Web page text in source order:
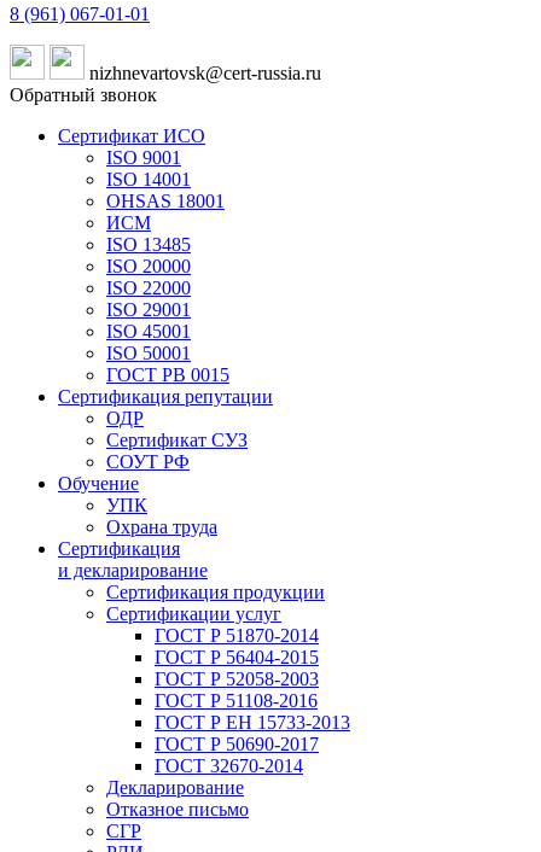
8 (961) 067-01-01
nizhnevartovsk@cert-russia.ru
Обратный звонок
Сертификат ИСО
ISO 9001
ISO 14001
OHSAS 18001
ИСМ
ISO 13485
ISO 20000
ISO 22000
ISO 29001
ISO 45001
ISO 50001
ГОСТ РВ 0015
Сертификация репутации
ОДР
Сертификат СУЗ
СОУТ РФ
Обучение
УПК
Охрана труда
Сертификация
и декларирование
Сертификация продукции
Сертификации услуг
ГОСТ Р 51870-2014
ГОСТ Р 56404-2015
ГОСТ Р 52058-2003
ГОСТ Р 51108-2016
ГОСТ Р ЕН 15733-2013
ГОСТ Р 50690-2017
ГОСТ 32670-2014
Декларирование
Отказное письмо
СГР